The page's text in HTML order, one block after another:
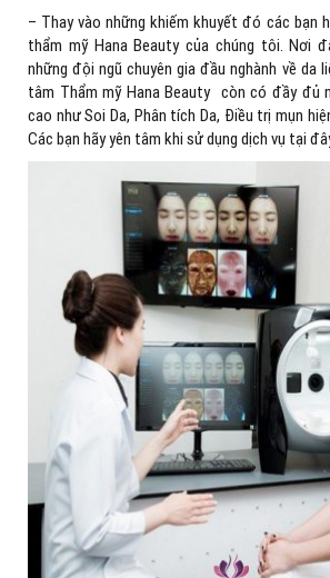
– Thay vào những khiếm khuyết đó các bạn
thẩm mỹ Hana Beauty của chúng tôi. Nơi
những đội ngũ chuyên gia đầu nghành về da
tâm Thẩm mỹ Hana Beauty còn có đầy đủ
cao như Soi Da, Phân tích Da, Điều trị mụn
Các bạn hãy yên tâm khi sử dụng dịch vụ tại